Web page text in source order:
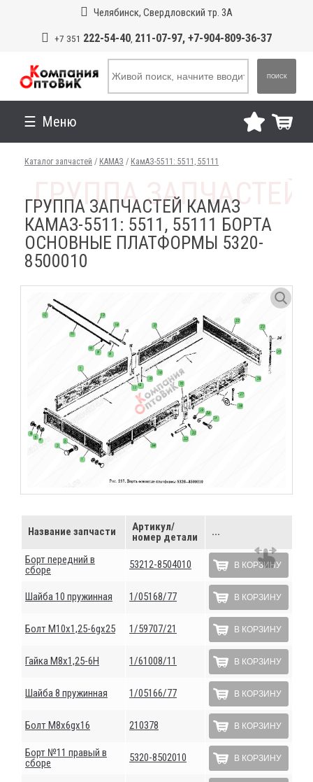
Челябинск, Свердловский тр. 3А
+7 351 222-54-40, 211-07-97, +7-904-809-36-37
ПОИСК
Меню
Каталог запчастей / КАМАЗ / КамАЗ-5511: 5511, 55111
ГРУППА ЗАПЧАСТЕЙ КАМАЗ
КАМАЗ-5511: 5511, 55111 БОРТА
ОСНОВНЫЕ ПЛАТФОРМЫ 5320-
8500010
Название запчасти
Артикул/
номер детали
...
Борт передний в
сборе
53212-8504010 В КОРЗИНУ
Шайба 10 пружинная 1/05168/77 В КОРЗИНУ
Болт М10х1,25-6gх25 1/59707/21 В КОРЗИНУ
Гайка М8х1,25-6Н 1/61008/11 В КОРЗИНУ
Шайба 8 пружинная 1/05166/77 В КОРЗИНУ
Болт М8х6gх16 210378 В КОРЗИНУ
Борт №11 правый в
сборе
5320-8502010 В КОРЗИНУ